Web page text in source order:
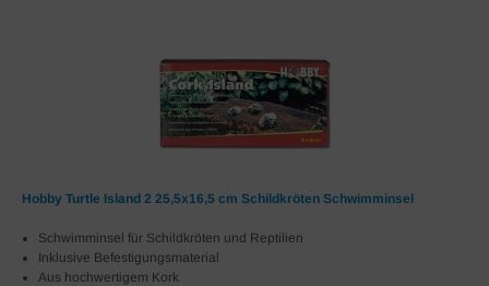
Hobby Turtle Island 2 25,5x16,5 cm Schildkröten Schwimminsel
Schwimminsel für Schildkröten und Reptilien
Inklusive Befestigungsmaterial
Aus hochwertigem Kork